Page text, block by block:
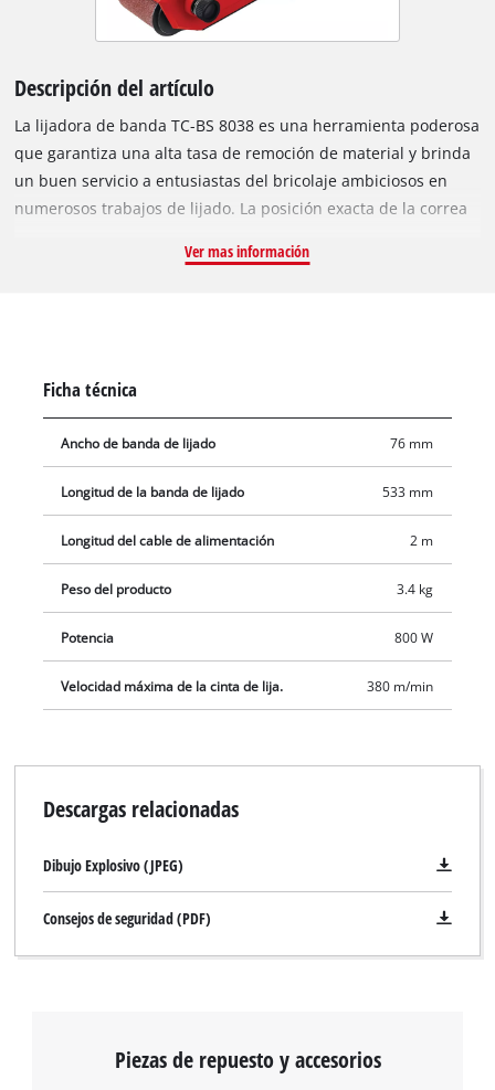
Descripción del artículo
La lijadora de banda TC-BS 8038 es una herramienta poderosa
que garantiza una alta tasa de remoción de material y brinda
un buen servicio a entusiastas del bricolaje ambiciosos en
numerosos trabajos de lijado. La posición exacta de la correa
de precisión. Cambiar la cinta de lijar con la práctica facilidad
protector de cerámica protege la herramienta y el papel
Se incluye una cinta de lijado para que pueda comenzar a
trabajar de inmediato.
Ver mas información
Ficha técnica
Ancho de banda de lijado 76 mm
Longitud de la banda de lijado 533 mm
Longitud del cable de alimentación 2 m
Peso del producto 3.4 kg
Potencia 800 W
Velocidad máxima de la cinta de lija. 380 m/min
Descargas relacionadas
Dibujo Explosivo (JPEG)
Consejos de seguridad (PDF)
Piezas de repuesto y accesorios